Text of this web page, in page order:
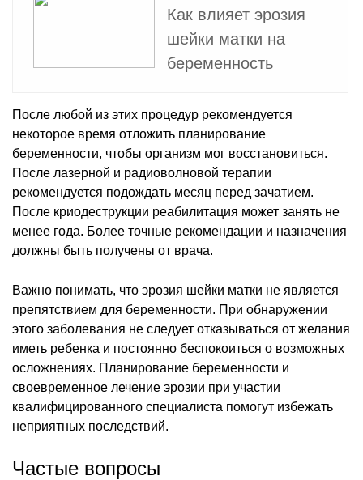
Как влияет эрозия
шейки матки на
беременность
После любой из этих процедур рекомендуется
некоторое время отложить планирование
беременности, чтобы организм мог восстановиться.
После лазерной и радиоволновой терапии
рекомендуется подождать месяц перед зачатием.
После криодеструкции реабилитация может занять не
менее года. Более точные рекомендации и назначения
должны быть получены от врача.
Важно понимать, что эрозия шейки матки не является
препятствием для беременности. При обнаружении
этого заболевания не следует отказываться от желания
иметь ребенка и постоянно беспокоиться о возможных
осложнениях. Планирование беременности и
своевременное лечение эрозии при участии
квалифицированного специалиста помогут избежать
неприятных последствий.
Частые вопросы